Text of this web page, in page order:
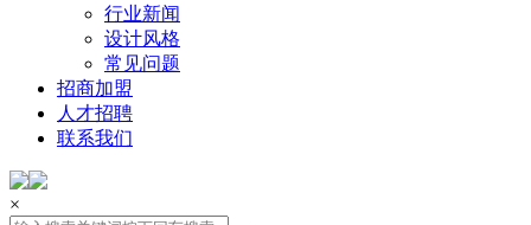
行业新闻
设计风格
常见问题
招商加盟
人才招聘
联系我们
×